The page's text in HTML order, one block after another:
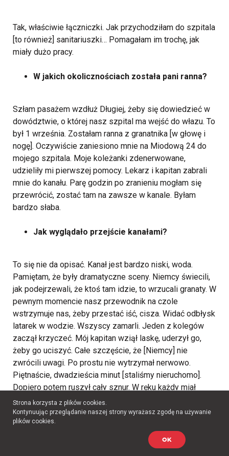
Tak, właściwie łączniczki. Jak przychodziłam do szpitala
[to również] sanitariuszki… Pomagałam im trochę, jak
miały dużo pracy.
W jakich okolicznościach została pani ranna?
Szłam pasażem wzdłuż Długiej, żeby się dowiedzieć w
dowództwie, o której nasz szpital ma wejść do włazu. To
był 1 września. Zostałam ranna z granatnika [w głowę i
nogę]. Oczywiście zaniesiono mnie na Miodową 24 do
mojego szpitala. Moje koleżanki zdenerwowane,
udzieliły mi pierwszej pomocy. Lekarz i kapitan zabrali
mnie do kanału. Parę godzin po zranieniu mogłam się
przewrócić, zostać tam na zawsze w kanale. Byłam
bardzo słaba.
Jak wyglądało przejście kanałami?
To się nie da opisać. Kanał jest bardzo niski, woda.
Pamiętam, że były dramatyczne sceny. Niemcy świecili,
jak podejrzewali, że ktoś tam idzie, to wrzucali granaty. W
pewnym momencie nasz przewodnik na czole
wstrzymuje nas, żeby przestać iść, cisza. Widać odbłysk
latarek w wodzie. Wszyscy zamarli. Jeden z kolegów
zaczął krzyczeć. Mój kapitan wziął laskę, uderzył go,
żeby go uciszyć. Całe szczęście, że [Niemcy] nie
zwrócili uwagi. Po prostu nie wytrzymał nerwowo.
Piętnaście, dwadzieścia minut [staliśmy nieruchomo].
Dopiero potem ruszył cały sznur. W ręku każdy miał
kawałek sznura. Myśmy się trzymali sznura, żeby się nie
zgubić.
Strona korzysta z plików cookies.
Kontynuując przeglądanie naszej strony wyrażasz zgodę na używanie
plików cookies.
OK